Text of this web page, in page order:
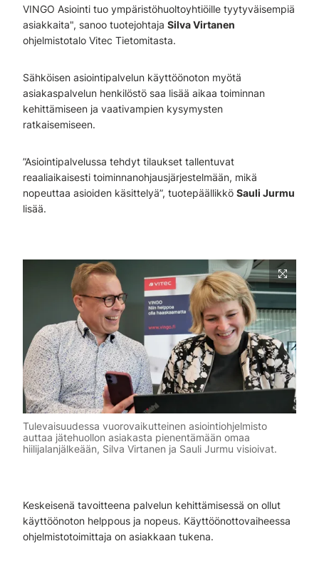
VINGO Asiointi tuo ympäristöhuoltoyhtiöille tyytyväisempiä
asiakkaita", sanoo tuotejohtaja Silva Virtanen
ohjelmistotalo Vitec Tietomitasta.
Sähköisen asiointipalvelun käyttöönoton myötä
asiakaspalvelun henkilöstö saa lisää aikaa toiminnan
kehittämiseen ja vaativampien kysymysten
ratkaisemiseen.
”Asiointipalvelussa tehdyt tilaukset tallentuvat
reaaliaikaisesti toiminnanohjausjärjestelmään, mikä
nopeuttaa asioiden käsittelyä”, tuotepäällikkö Sauli Jurmu
lisää.
Tulevaisuudessa vuorovaikutteinen asiointiohjelmisto
auttaa jätehuollon asiakasta pienentämään omaa
hiilijalanjälkeään, Silva Virtanen ja Sauli Jurmu visioivat.
Keskeisenä tavoitteena palvelun kehittämisessä on ollut
käyttöönoton helppous ja nopeus. Käyttöönottovaiheessa
ohjelmistotoimittaja on asiakkaan tukena.